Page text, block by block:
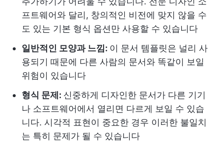
프트웨어와 달리, 창의적인 비전에 맞지 않을 수
도 있는 기본 형식 옵션만 사용할 수 있습니다
일반적인 모양과 느낌: 이 문서 템플릿은 널리 사
용되기 때문에 다른 사람의 문서와 똑같이 보일
위험이 있습니다
형식 문제: 신중하게 디자인한 문서가 다른 기기
나 소프트웨어에서 열리면 다르게 보일 수 있습
니다. 시각적 표현이 중요한 경우 이러한 불일치
는 특히 문제가 될 수 있습니다